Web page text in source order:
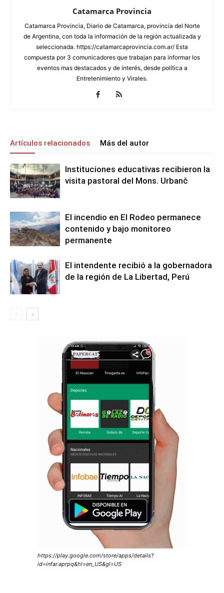
Catamarca Provincia
Catamarca Provincia, Diario de Catamarca, provincia del Norte
de Argentina, con toda la información de la región actualizada y
seleccionada. https://catamarcaprovincia.com.ar/ Esta
compuesta por 3 comunicadores que trabajan para informar los
eventos mas destacados y de interés, desde política a
Entretenimiento y Virales.
Artículos relacionados Más del autor
Instituciones educativas recibieron la
visita pastoral del Mons. Urbanč
El incendio en El Rodeo permanece
contenido y bajo monitoreo
permanente
El intendente recibió a la gobernadora
de la región de La Libertad, Perú
https://play.google.com/store/apps/details?
id=infar.aprpq&hl=en_US&gl=US